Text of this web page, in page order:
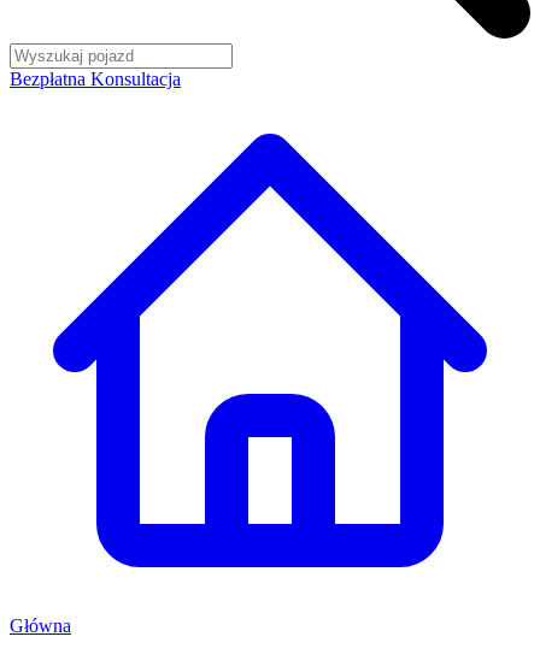
Bezpłatna Konsultacja
Główna